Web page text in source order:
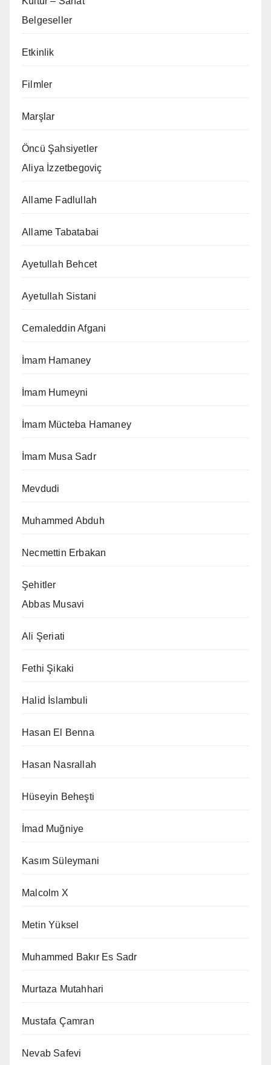
Belgeseller
Etkinlik
Filmler
Marşlar
Öncü Şahsiyetler
Aliya İzzetbegoviç
Allame Fadlullah
Allame Tabatabai
Ayetullah Behcet
Ayetullah Sistani
Cemaleddin Afgani
İmam Hamaney
İmam Humeyni
İmam Mücteba Hamaney
İmam Musa Sadr
Mevdudi
Muhammed Abduh
Necmettin Erbakan
Şehitler
Abbas Musavi
Ali Şeriati
Fethi Şikaki
Halid İslambuli
Hasan El Benna
Hasan Nasrallah
Hüseyin Beheşti
İmad Muğniye
Kasım Süleymani
Malcolm X
Metin Yüksel
Muhammed Bakır Es Sadr
Murtaza Mutahhari
Mustafa Çamran
Nevab Safevi